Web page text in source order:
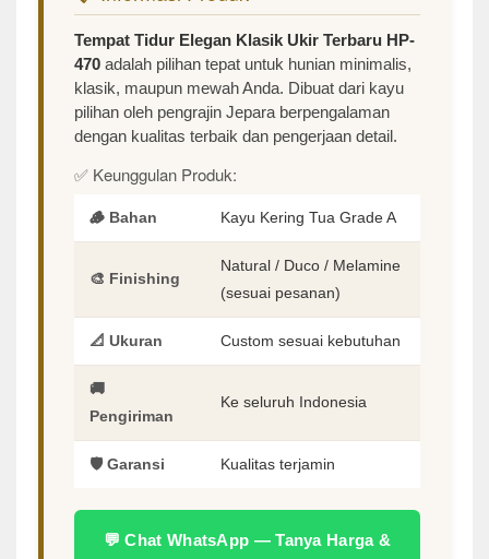
Tempat Tidur Elegan Klasik Ukir Terbaru HP-
470 adalah pilihan tepat untuk hunian minimalis,
klasik, maupun mewah Anda. Dibuat dari kayu
pilihan oleh pengrajin Jepara berpengalaman
dengan kualitas terbaik dan pengerjaan detail.
✅ Keunggulan Produk:
🪵 Bahan Kayu Kering Tua Grade A
🎨 Finishing
Natural / Duco / Melamine
(sesuai pesanan)
📐 Ukuran Custom sesuai kebutuhan
🚚
Pengiriman
Ke seluruh Indonesia
🛡️ Garansi Kualitas terjamin
💬 Chat WhatsApp — Tanya Harga &